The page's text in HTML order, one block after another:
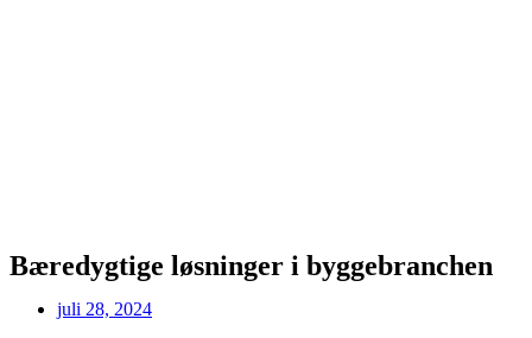
Bæredygtige løsninger i byggebranchen
juli 28, 2024